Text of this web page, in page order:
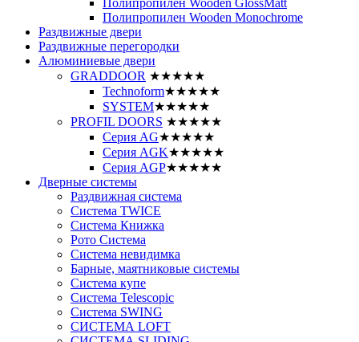
Полипропилен Wooden Monochrome
Раздвижные двери
Раздвижные перегородки
Алюминиевые двери
GRADDOOR ★★★★★
Technoform★★★★★
SYSTEM★★★★★
PROFIL DOORS ★★★★★
Серия AG★★★★★
Серия AGK★★★★★
Серия AGP★★★★★
Дверные системы
Раздвижная система
Система TWICE
Система Книжка
Рото Система
Система невидимка
Барные, маятниковые системы
Система купе
Система Telescopic
Система SWING
СИСТЕМА LOFT